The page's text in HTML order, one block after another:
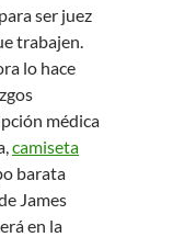
ser juez
trabajen.
lo hace
médica
camiseta
barata
James
en la